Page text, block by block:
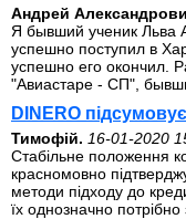
Андрей
Я бывший ученик Льва
успешно поступил в
успешно его окончил.
"Авиастаре - СП",
DINERO
Тимофій. 16-01-2020
Стабільне положення
красномовно
методи підходу до
їх однозначно потрібно